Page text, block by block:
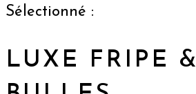
Sélectionné :
LUXE FRIPE &